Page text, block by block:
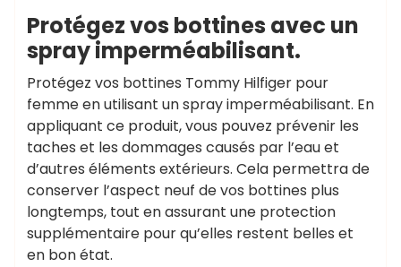
Protégez vos bottines avec un
spray imperméabilisant.
Protégez vos bottines Tommy Hilfiger pour
femme en utilisant un spray imperméabilisant. En
appliquant ce produit, vous pouvez prévenir les
taches et les dommages causés par l’eau et
d’autres éléments extérieurs. Cela permettra de
conserver l’aspect neuf de vos bottines plus
longtemps, tout en assurant une protection
supplémentaire pour qu’elles restent belles et
en bon état.